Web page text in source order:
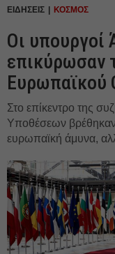
ΕΙΔΗΣΕΙΣ ΚΟΣΜΟΣ
Οι υπουργοί
επικύρωσαν
Ευρωπαϊκού
Στο επίκεντρο της
Υποθέσεων
ευρωπαϊκή άμυνα,